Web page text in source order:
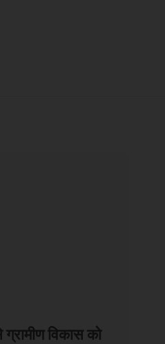
ग्रामीण विकास को